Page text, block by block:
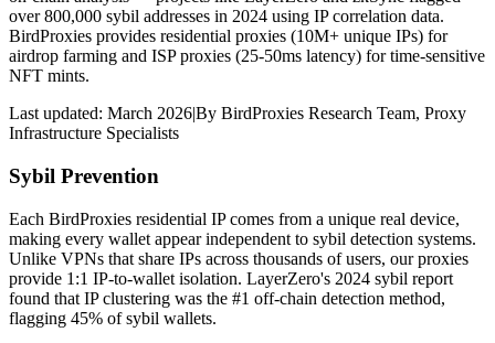
over 800,000 sybil addresses in 2024 using IP correlation data.
BirdProxies provides residential proxies (10M+ unique IPs) for
airdrop farming and ISP proxies (25-50ms latency) for time-sensitive
NFT mints.
Last updated: March 2026|By BirdProxies Research Team, Proxy
Infrastructure Specialists
Sybil Prevention
Each BirdProxies residential IP comes from a unique real device,
making every wallet appear independent to sybil detection systems.
Unlike VPNs that share IPs across thousands of users, our proxies
provide 1:1 IP-to-wallet isolation. LayerZero's 2024 sybil report
found that IP clustering was the #1 off-chain detection method,
flagging 45% of sybil wallets.